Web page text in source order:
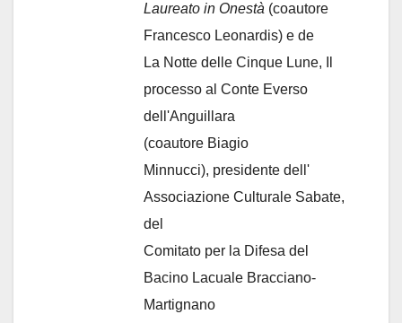
Laureato in Onestà (coautore
Francesco Leonardis) e de
La Notte delle Cinque Lune, Il
processo al Conte Everso
dell'Anguillara
(coautore Biagio
Minnucci), presidente dell'
Associazione Culturale Sabate,
del
Comitato per la Difesa del
Bacino Lacuale Bracciano-
Martignano